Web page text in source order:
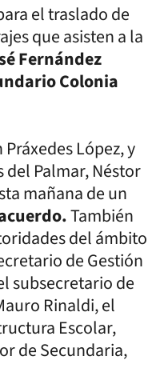
el traslado de
que asisten a la
Fernández
Colonia
López, y
del Palmar, Néstor
mañana de un
También
del ámbito
de Gestión
subsecretario de
Rinaldi, el
Escolar,
de Secundaria,